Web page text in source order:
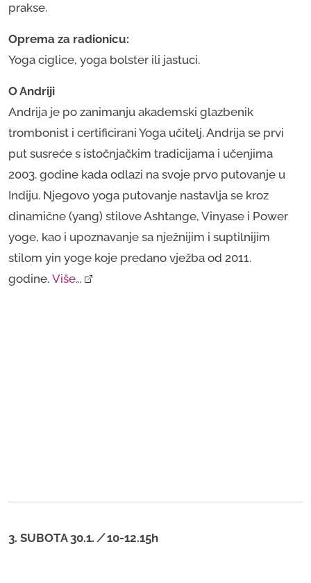
prakse.
​​Oprema za radionicu:
Yoga ciglice, yoga bolster ili jastuci.
O Andriji
Andrija je po zanimanju akademski glazbenik
trombonist i certificirani Yoga učitelj. Andrija se prvi
put susreće s istočnjačkim tradicijama i učenjima
2003. godine kada odlazi na svoje prvo putovanje u
Indiju. Njegovo yoga putovanje nastavlja se kroz
dinamične (yang) stilove Ashtange, Vinyase i Power
yoge, kao i upoznavanje sa nježnijim i suptilnijim
stilom yin yoge koje predano vježba od 2011.
godine. Više…
3. SUBOTA 30.1. /10-12.15h